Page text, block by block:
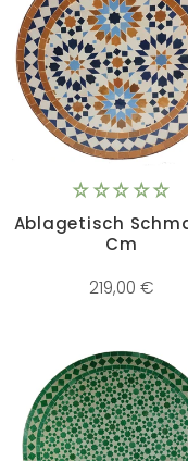
Ablagetisch
Cm
219,00 €